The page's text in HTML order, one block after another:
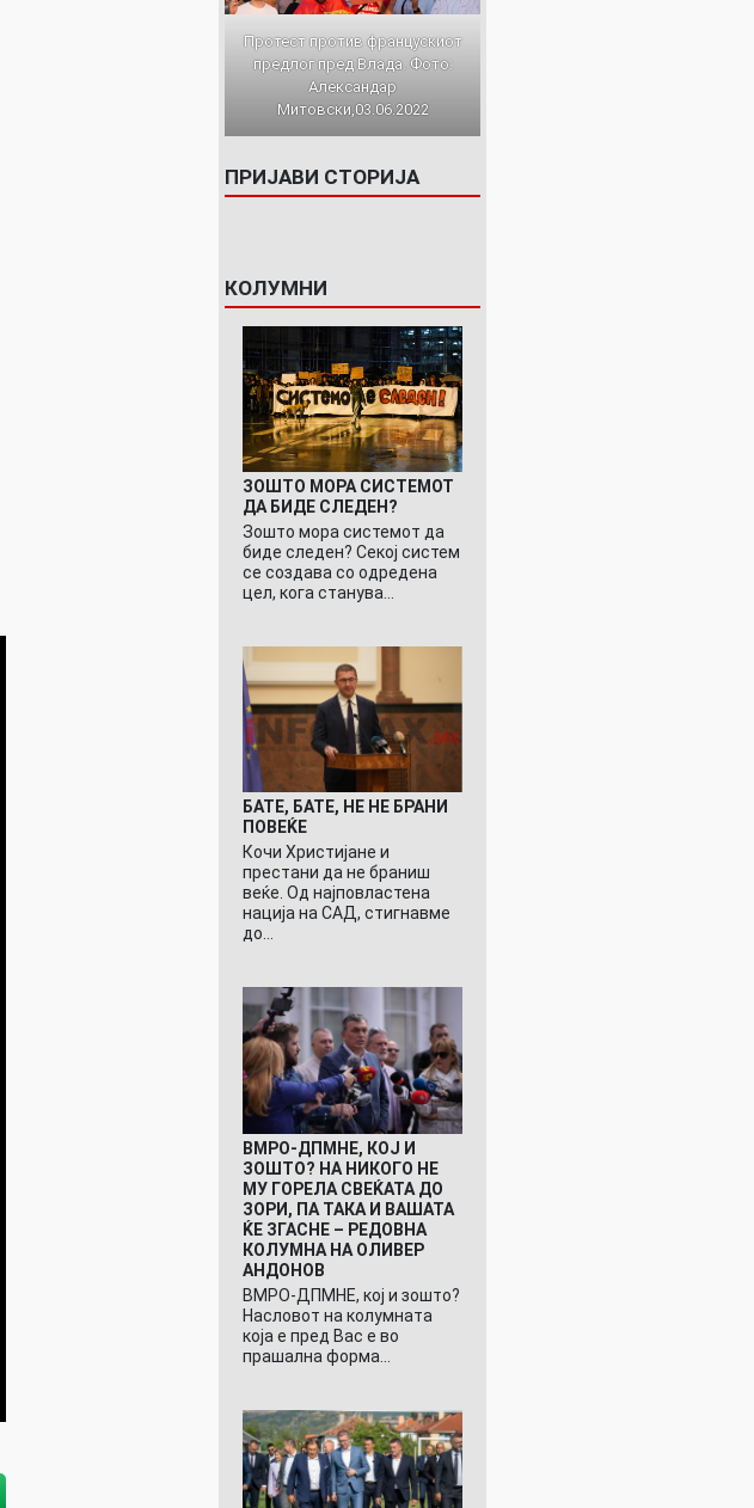
Протест против францускиот
предлог пред Влада. Фото:
Александар
Митовски,03.06.2022
ПРИЈАВИ СТОРИЈА
КОЛУМНИ
ЗОШТО МОРА СИСТЕМОТ
ДА БИДЕ СЛЕДЕН?
Зошто мора системот да
биде следен? Секој систем
се создава со одредена
цел, кога станува…
БАТЕ, БАТЕ, НЕ НЕ БРАНИ
ПОВЕЌЕ
Кочи Христијане и
престани да не браниш
веќе. Од најповластена
нација на САД, стигнавме
до…
ВМРО-ДПМНЕ, КОЈ И
ЗОШТО? НА НИКОГО НЕ
МУ ГОРЕЛА СВЕЌАТА ДО
ЗОРИ, ПА ТАКА И ВАШАТА
ЌЕ ЗГАСНЕ – РЕДОВНА
КОЛУМНА НА ОЛИВЕР
АНДОНОВ
ВМРО-ДПМНЕ, кој и зошто?
Насловот на колумната
која е пред Вас е во
прашална форма…